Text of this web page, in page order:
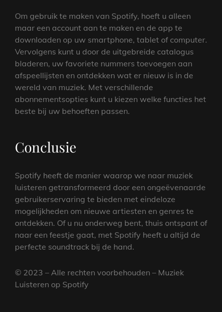
Om gebruik te maken van Spotify, hoeft u alleen
maar een account aan te maken en de app te
downloaden op uw smartphone, tablet of computer.
Vervolgens kunt u door de uitgebreide catalogus
bladeren, uw favoriete nummers toevoegen aan
afspeellijsten en ontdekken wat er nieuw is in de
wereld van muziek. Met verschillende
abonnementsopties kunt u kiezen welke functies het
beste bij uw behoeften passen.
Conclusie
Spotify heeft de manier waarop we naar muziek
luisteren getransformeerd door een ongeëvenaarde
gebruikerservaring te bieden met eindeloze
mogelijkheden om nieuwe artiesten en genres te
ontdekken. Of u nu onderweg bent, thuis ontspant of
naar een feestje gaat, met Spotify heeft u altijd de
perfecte soundtrack bij de hand.
© 2023 – Alle rechten voorbehouden – Muziek
Luisteren op Spotify